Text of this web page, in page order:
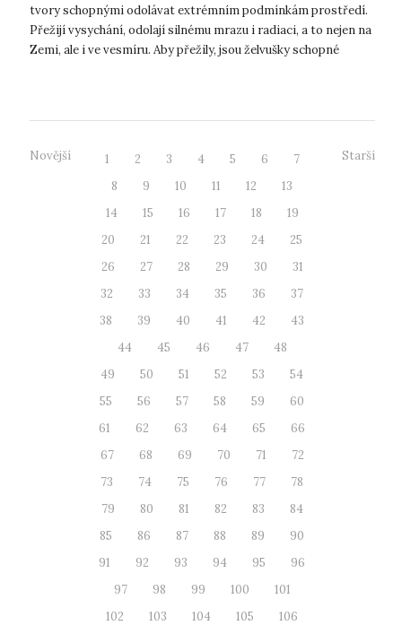
tvory schopnými odolávat extrémním podmínkám prostředí.
Přežijí vysychání, odolají silnému mrazu i radiaci, a to nejen na
Zemi, ale i ve vesmíru. Aby přežily, jsou želvušky schopné
Novější 1 2 3 4 5 6
7
8
9 10 11 12
13
14
15 16 17 18
19
20
21 22 23 24
25
26
27 28 29 30
31
32
33 34 35 36
37
38
39 40 41 42
43
44
45 46 47
48
49
50 51 52 53
54
55
56 57 58 59
60
61
62 63 64 65
66
67
68 69 70 71
72
73
74 75 76 77
78
79
80 81 82 83
84
85
86 87 88 89
90
91
92 93 94 95
96
97
98 99 100
101
102
103 104 105
106
Starší